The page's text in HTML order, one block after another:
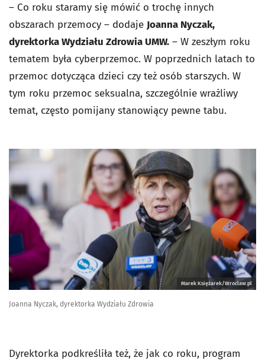
– Co roku staramy się mówić o trochę innych
obszarach przemocy – dodaje Joanna Nyczak,
dyrektorka Wydziału Zdrowia UMW. – W zeszłym roku
tematem była cyberprzemoc. W poprzednich latach to
przemoc dotycząca dzieci czy też osób starszych. W
tym roku przemoc seksualna, szczególnie wrażliwy
temat, często pomijany stanowiący pewne tabu.
Marek Księżarek/Wroclaw.pl
Joanna Nyczak, dyrektorka Wydziału Zdrowia
Dyrektorka podkreśliła też, że jak co roku, program